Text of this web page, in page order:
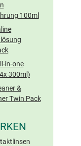
100ml
in-one
300ml)
&
Twin Pack